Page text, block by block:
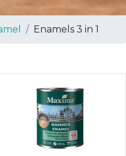
Enamels 3 in 1